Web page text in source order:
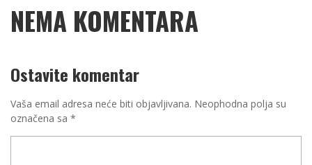
NEMA KOMENTARA
Ostavite komentar
Vaša email adresa neće biti objavljivana. Neophodna polja su
označena sa *